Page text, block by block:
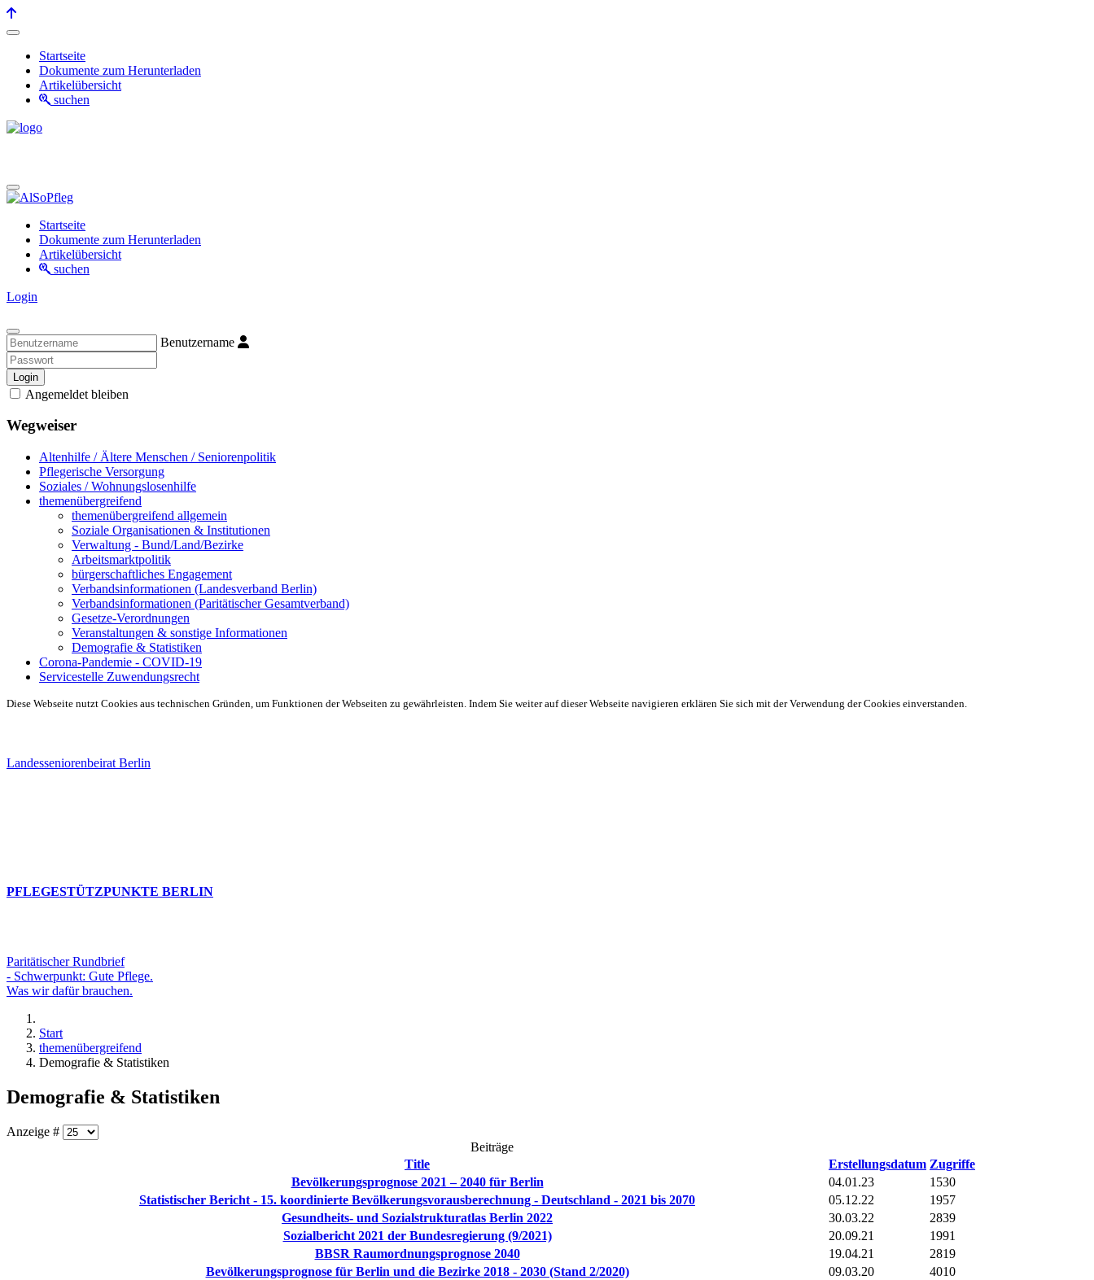
Startseite
Dokumente zum Herunterladen
Artikelübersicht
suchen
Startseite
Dokumente zum Herunterladen
Artikelübersicht
suchen
Login
Benutzername
Login
Angemeldet bleiben
Wegweiser
Altenhilfe / Ältere Menschen / Seniorenpolitik
Pflegerische Versorgung
Soziales / Wohnungslosenhilfe
themenübergreifend
themenübergreifend allgemein
Soziale Organisationen & Institutionen
Verwaltung - Bund/Land/Bezirke
Arbeitsmarktpolitik
bürgerschaftliches Engagement
Verbandsinformationen (Landesverband Berlin)
Verbandsinformationen (Paritätischer Gesamtverband)
Gesetze-Verordnungen
Veranstaltungen & sonstige Informationen
Demografie & Statistiken
Corona-Pandemie - COVID-19
Servicestelle Zuwendungsrecht
Diese Webseite nutzt Cookies aus technischen Gründen, um Funktionen der Webseiten zu gewährleisten. Indem Sie weiter auf dieser Webseite navigieren erklären Sie sich mit der Verwendung der Cookies einverstanden.
Landesseniorenbeirat Berlin
PFLEGESTÜTZPUNKTE BERLIN
Paritätischer Rundbrief
- Schwerpunkt: Gute Pflege.
Was wir dafür brauchen.
Start
themenübergreifend
Demografie & Statistiken
Demografie & Statistiken
Anzeige #
Beiträge
Title
Erstellungsdatum Zugriffe
Bevölkerungsprognose 2021 – 2040 für Berlin
04.01.23
1530
Statistischer Bericht - 15. koordinierte Bevölkerungsvorausberechnung - Deutschland - 2021 bis 2070
05.12.22
1957
Gesundheits- und Sozialstrukturatlas Berlin 2022
30.03.22
2839
Sozialbericht 2021 der Bundesregierung (9/2021)
20.09.21
1991
BBSR Raumordnungsprognose 2040
19.04.21
2819
Bevölkerungsprognose für Berlin und die Bezirke 2018 - 2030 (Stand 2/2020)
09.03.20
4010